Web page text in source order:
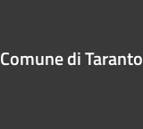
Comune di Taranto